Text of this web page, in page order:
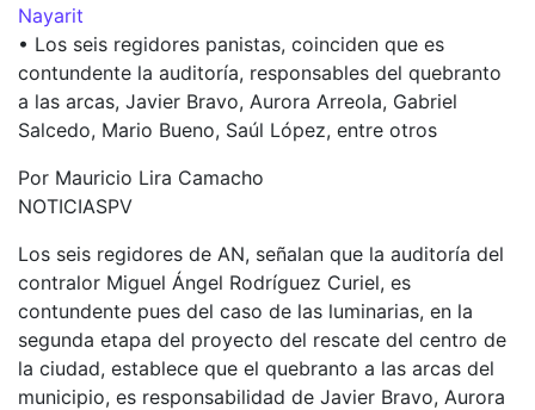
Nayarit
• Los seis regidores panistas, coinciden que es
contundente la auditoría, responsables del quebranto
a las arcas, Javier Bravo, Aurora Arreola, Gabriel
Salcedo, Mario Bueno, Saúl López, entre otros
Por Mauricio Lira Camacho
NOTICIASPV
Los seis regidores de AN, señalan que la auditoría del
contralor Miguel Ángel Rodríguez Curiel, es
contundente pues del caso de las luminarias, en la
segunda etapa del proyecto del rescate del centro de
la ciudad, establece que el quebranto a las arcas del
municipio, es responsabilidad de Javier Bravo, Aurora